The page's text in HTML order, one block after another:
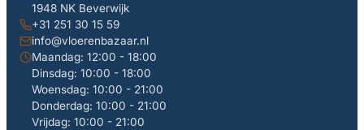
1948 NK Beverwijk
+31 251 30 15 59
info@vloerenbazaar.nl
Maandag: 12:00 - 18:00
Dinsdag: 10:00 - 18:00
Woensdag: 10:00 - 21:00
Donderdag: 10:00 - 21:00
Vrijdag: 10:00 - 21:00